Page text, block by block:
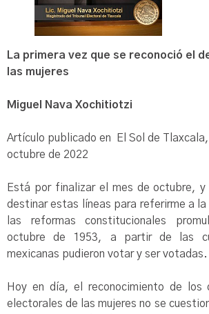
La primera vez que se reconoció el
las mujeres
Miguel Nava Xochitiotzi
Artículo publicado en El Sol de
octubre de 2022
Está por finalizar el mes de octubre, y
destinar estas líneas para referirme a la
las reformas constitucionales
octubre de 1953, a partir de las
mexicanas pudieron votar y ser votadas.
Hoy en día, el reconocimiento de los
electorales de las mujeres no se